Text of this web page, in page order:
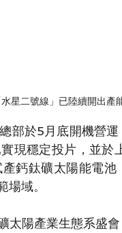
星二號線」已陸續開出產
部於5月底開機營
現穩定投片，並於
鈣鈦礦太陽能電
域。
太陽產業生態系盛